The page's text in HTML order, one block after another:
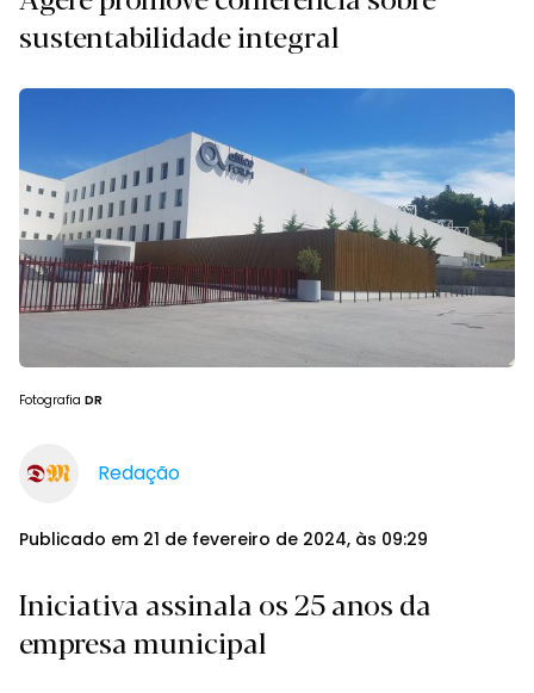
sustentabilidade integral
Fotografia DR
Redação
Publicado em 21 de fevereiro de 2024, às 09:29
Iniciativa assinala os 25 anos da
empresa municipal